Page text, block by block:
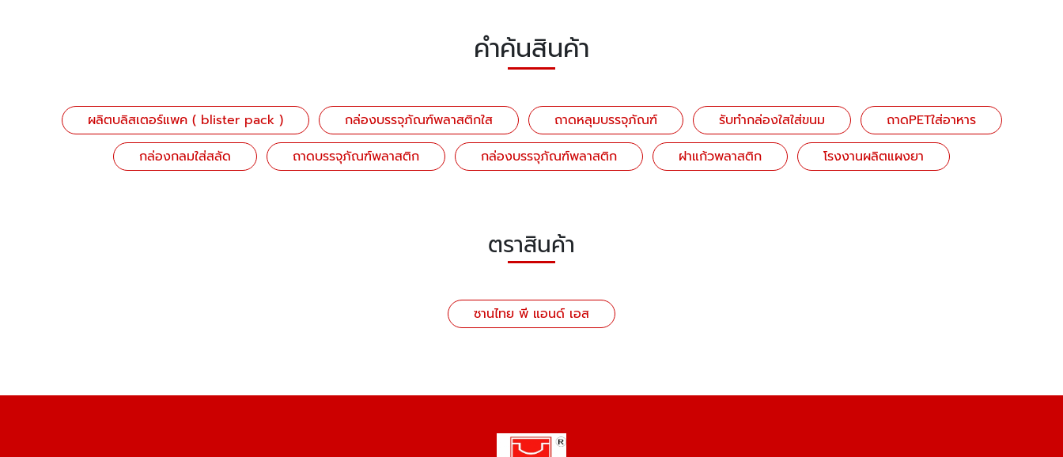
คำค้นสินค้า
ผลิตบลิสเตอร์แพค ( blister pack ) กล่องบรรจุภัณฑ์พลาสติกใส ถาดหลุมบรรจุภัณฑ์ รับทำกล่องใสใส่ขนม
ถาดPETใส่อาหาร
กล่องกลมใส่สลัด
ถาดบรรจุภัณฑ์พลาสติก กล่องบรรจุภัณฑ์พลาสติก ฝาแก้วพลาสติก โรงงานผลิตแผงยา
ตราสินค้า
ซานไทย พี แอนด์ เอส